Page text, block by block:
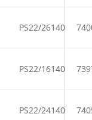
PS22/26140
PS22/16140
PS22/24140